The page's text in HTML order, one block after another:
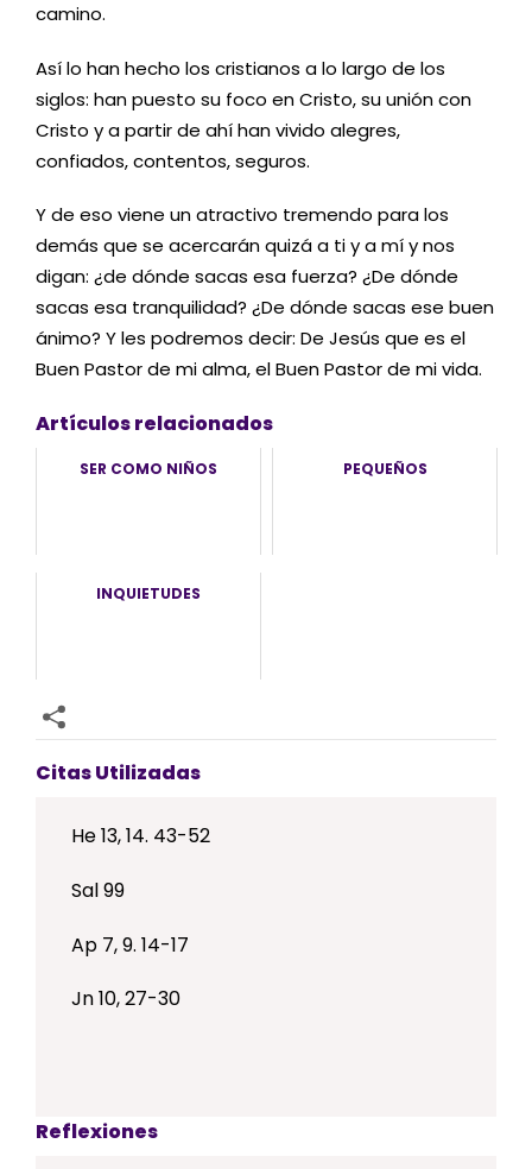
camino.
Así lo han hecho los cristianos a lo largo de los
siglos: han puesto su foco en Cristo, su unión con
Cristo y a partir de ahí han vivido alegres,
confiados, contentos, seguros.
Y de eso viene un atractivo tremendo para los
demás que se acercarán quizá a ti y a mí y nos
digan: ¿de dónde sacas esa fuerza? ¿De dónde
sacas esa tranquilidad? ¿De dónde sacas ese buen
ánimo? Y les podremos decir: De Jesús que es el
Buen Pastor de mi alma, el Buen Pastor de mi vida.
Artículos relacionados
SER COMO NIÑOS PEQUEÑOS
INQUIETUDES
Citas Utilizadas
He 13, 14. 43-52
Sal 99
Ap 7, 9. 14-17
Jn 10, 27-30
Reflexiones